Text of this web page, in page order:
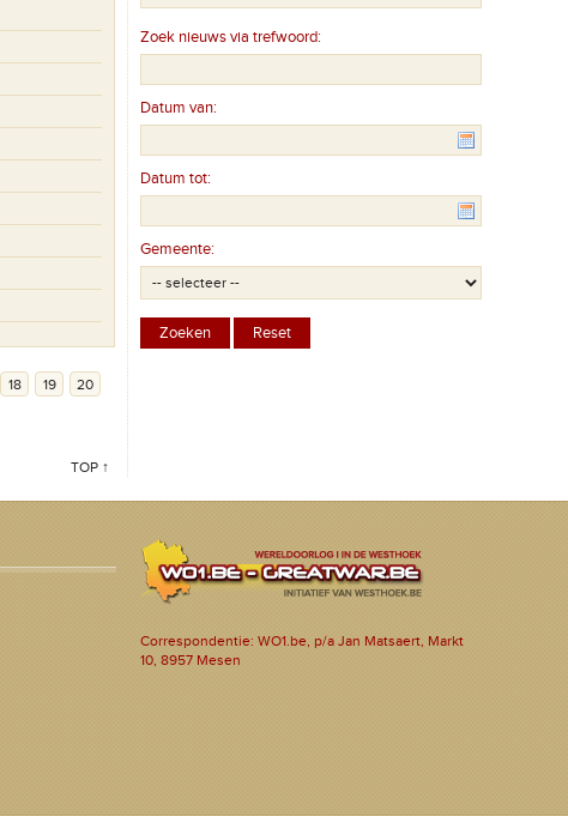
18 19
20
TOP ↑
Zoek nieuws via trefwoord:
Datum van:
Datum tot:
Gemeente:
Correspondentie: WO1.be, p/a Jan Matsaert, Markt
10, 8957 Mesen